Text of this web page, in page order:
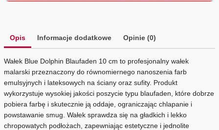
Opis Informacje dodatkowe Opinie (0)
Wałek Blue Dolphin Blaufaden 10 cm to profesjonalny wałek
malarski przeznaczony do równomiernego nanoszenia farb
emulsyjnych i lateksowych na ściany oraz sufity. Produkt
wykorzystuje wysokiej jakości poszycie typu blaufaden, które dobrze
pobiera farbę i skutecznie ją oddaje, ograniczając chlapanie i
powstawanie smug. Wałek sprawdza się na gładkich i lekko
chropowatych podłożach, zapewniając estetyczne i jednolite